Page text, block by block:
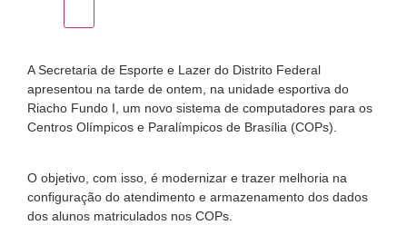
A Secretaria de Esporte e Lazer do Distrito Federal
apresentou na tarde de ontem, na unidade esportiva do
Riacho Fundo I, um novo sistema de computadores para os
Centros Olímpicos e Paralímpicos de Brasília (COPs).
O objetivo, com isso, é modernizar e trazer melhoria na
configuração do atendimento e armazenamento dos dados
dos alunos matriculados nos COPs.